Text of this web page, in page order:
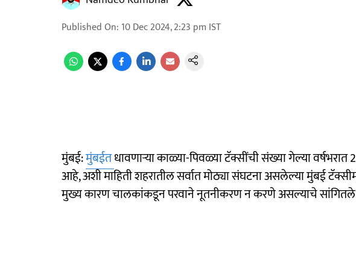
Published On: 10 Dec 2024, 2:23 pm IST
मुंबई:मुंबईतधावणाऱ्या काळ्या-पिवळ्या टॅक्सींची संख्या गेल्या
आहे, अशी माहिती शहरातील सर्वात मोठ्या संघटना असलेल्या मुंबई
मुख्य कारण चालकांकडून परवाने नूतनीकरण न करणे असल्याचे